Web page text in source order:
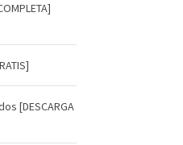
[DESCARGA